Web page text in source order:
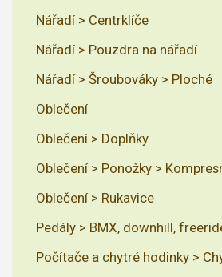
Nářadí > Centrklíče
Nářadí > Pouzdra na nářadí
Nářadí > Šroubováky > Ploché
Oblečení
Oblečení > Doplňky
Oblečení > Ponožky >
Oblečení > Rukavice
Pedály > BMX, downhill,
Počítače a chytré hodinky >